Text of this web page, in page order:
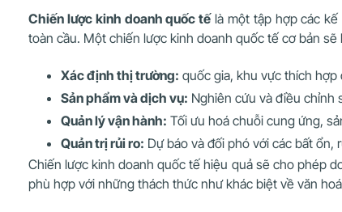
Chiến lược kinh doanh quốc tếlà một tập hợp các kế
toàn cầu. Một chiến lược kinh doanh quốc tế cơ bản
Xác định thị trường: quốc gia, khu vực thích
Sản phẩm và dịch vụ: Nghiên cứu và điều chỉnh
Quản lý vận hành: Tối ưu hoá chuỗi cung ứng,
Quản trị rủi ro: Dự báo và đối phó với các bất ổn,
Chiến lược kinh doanh quốc tế hiệu quả sẽ cho phép
phù hợp với những thách thức như khác biệt về văn